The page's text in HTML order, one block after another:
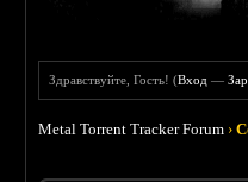
Здравствуйте, Гость! (Вход —
Metal Torrent Tracker Forum ›